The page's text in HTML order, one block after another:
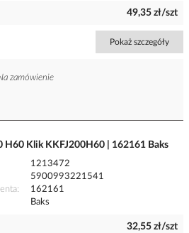
49,35 zł/szt
Pokaż szczegóły
zamówienie
H60 Klik KKFJ200H60 | 162161 Baks
1213472
5900993221541
162161
Baks
32,55 zł/szt